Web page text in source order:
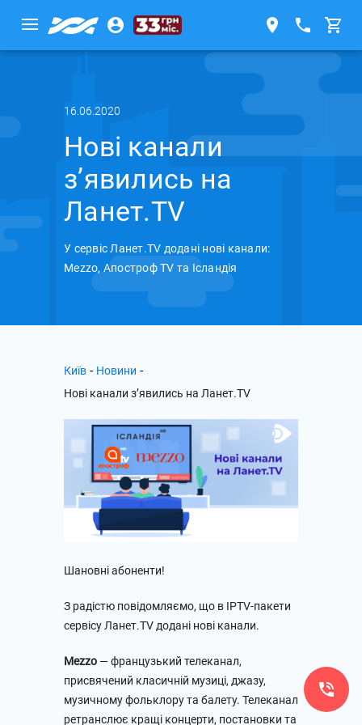
16.06.2020
Нові канали
з’явились на
Ланет.TV
У сервіс Ланет.TV додані нові канали:
Mezzo, Апостроф TV та Ісландія
Київ - Новини -
Нові канали з’явились на Ланет.TV
Шановні абоненти!
З радістю повідомляємо, що в IPTV-пакети
сервісу Ланет.TV додані нові канали.
Mezzo — французький телеканал,
присвячений класичній музиці, джазу,
музичному фольклору та балету. Телеканал
ретранслює кращі концерти, постановки та